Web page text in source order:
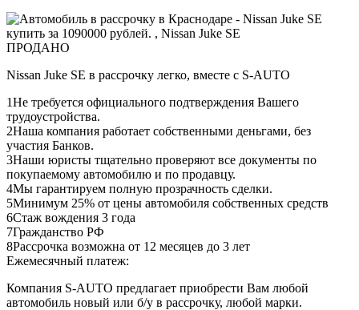
ПРОДАНО
Nissan Juke SE в рассрочку легко, вместе с S-AUTO
1Не требуется официального подтверждения Вашего
трудоустройства.
2Наша компания работает собственными деньгами, без
участия Банков.
3Наши юристы тщательно проверяют все документы по
покупаемому автомобилю и по продавцу.
4Мы гарантируем полную прозрачность сделки.
5Минимум 25% от цены автомобиля собственных средств
6Стаж вождения 3 года
7Гражданство РФ
8Рассрочка возможна от 12 месяцев до 3 лет
Ежемесячный платеж:
Компания S-AUTO предлагает приобрести Вам любой
автомобиль новый или б/у в рассрочку, любой марки.